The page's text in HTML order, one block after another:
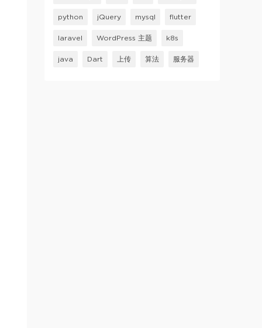
python jQuery mysql flutter
laravel WordPress 主题 k8s
java Dart 上传 算法 服务器